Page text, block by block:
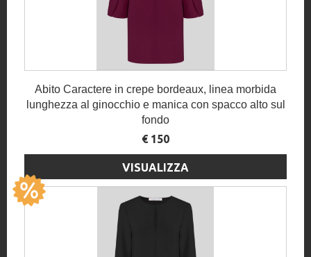
Abito Caractere in crepe bordeaux, linea morbida
lunghezza al ginocchio e manica con spacco alto sul
fondo
€ 150
VISUALIZZA